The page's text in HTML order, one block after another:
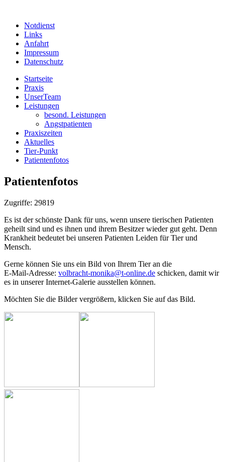
Notdienst
Links
Anfahrt
Impressum
Datenschutz
Startseite
Praxis
UnserTeam
Leistungen
besond. Leistungen
Angstpatienten
Praxiszeiten
Aktuelles
Tier-Punkt
Patientenfotos
Patientenfotos
Zugriffe: 29819
Es ist der schönste Dank für uns, wenn unsere tierischen Patienten
geheilt sind und es ihnen und ihrem Besitzer wieder gut geht. Denn
Krankheit bedeutet bei unseren Patienten Leiden für Tier und
Mensch.
Gerne können Sie uns ein Bild von Ihrem Tier an die
E-Mail-Adresse: volbracht-monika@t-online.de schicken, damit wir
es in unserer Internet-Galerie ausstellen können.
Möchten Sie die Bilder vergrößern, klicken Sie auf das Bild.